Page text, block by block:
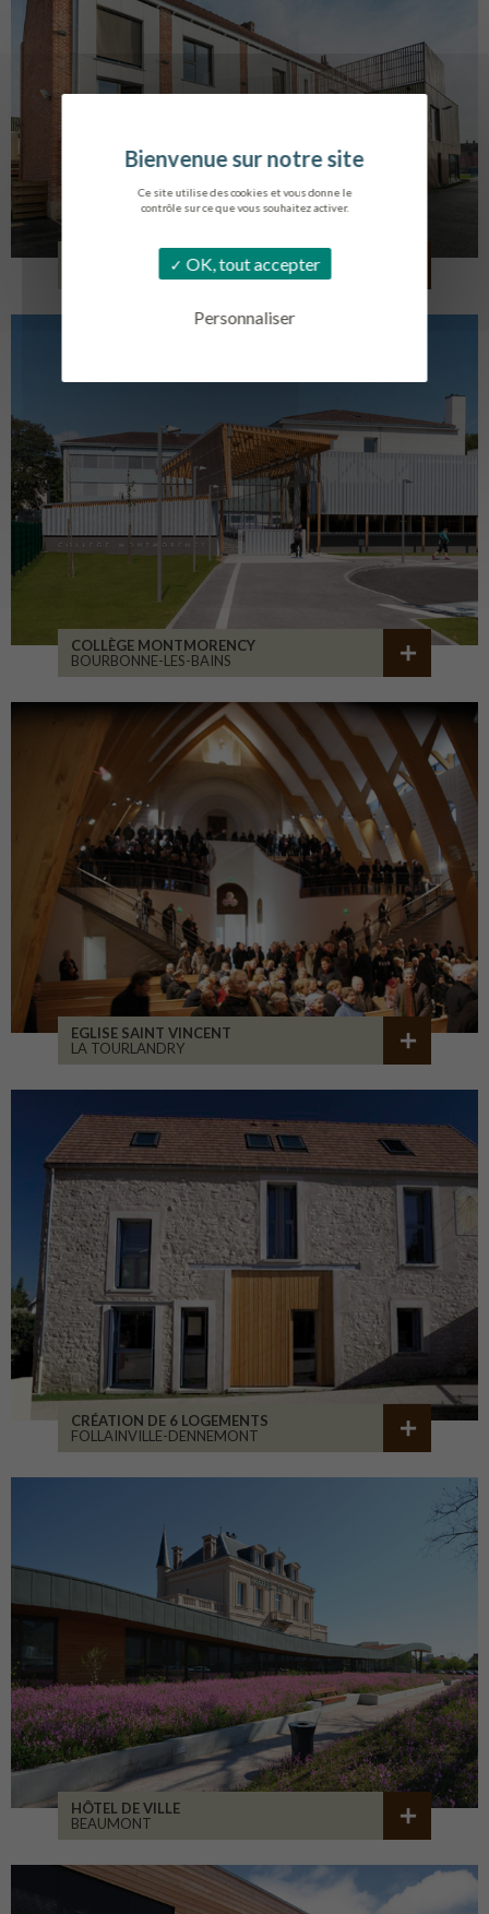
Ce site utilise des cookies et vous donne le
contrôle sur ce que vous souhaitez activer.
OK, tout accepter
Personnaliser
LOG. JEUNES TRAVAILLEURS
COLLÈGE MONTMORENCY
BOURBONNE-LES-BAINS
EGLISE SAINT VINCENT
LA TOURLANDRY
CRÉATION DE 6 LOGEMENTS
FOLLAINVILLE-DENNEMONT
HÔTEL DE VILLE
BEAUMONT